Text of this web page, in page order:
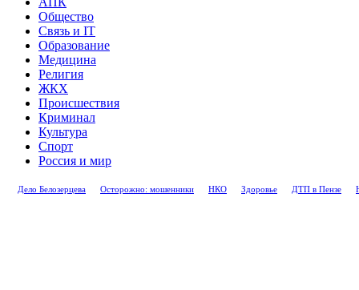
Общество
Связь и IT
Образование
Медицина
Религия
ЖКХ
Происшествия
Криминал
Культура
Спорт
Россия и мир
Дело Белозерцева Осторожно: мошенники НКО Здоровье ДТП в Пензе